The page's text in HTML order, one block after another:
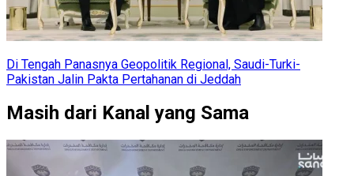
Di Tengah Panasnya Geopolitik Regional, Saudi-Turki-
Pakistan Jalin Pakta Pertahanan di Jeddah
Masih dari Kanal yang Sama